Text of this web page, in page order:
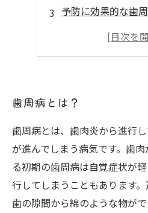
予防に効果的な歯
歯周病にかかりや
歯周病とは？
歯周病とは、歯肉炎から進行
が進んでしまう病気です。歯
る初期の歯周病は自覚症状が
行してしまうこともあります
歯の隙間から綿のような物が